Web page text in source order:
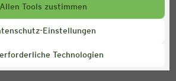
Allen Tools zustimmen
Einstellungen
Technologien
8-18 Uhr